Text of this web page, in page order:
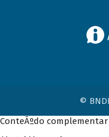
©
ConteÃºdo complementar